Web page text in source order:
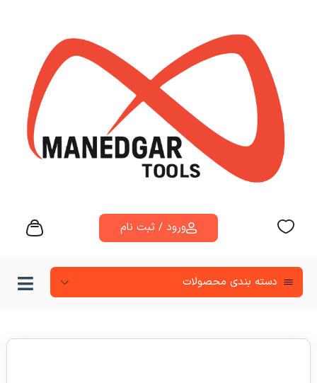
ورود / ثبت نام
دسته‌ بندی محصولات